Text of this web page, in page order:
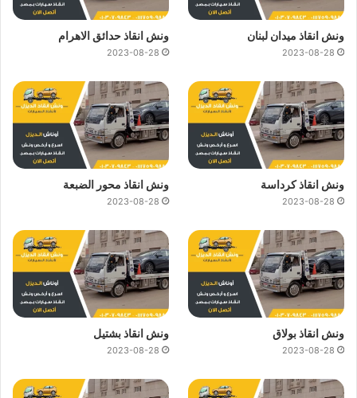
ونش انقاذ ميدان لبنان
2023-08-28
ونش انقاذ حدائق الاهرام
2023-08-28
ونش انقاذ كرداسة
2023-08-28
ونش انقاذ محور الضبعة
2023-08-28
ونش انقاذ بولاق
2023-08-28
ونش انقاذ بشتيل
2023-08-28